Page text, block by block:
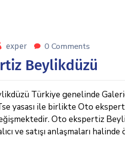
exper 0 Comments
Beylikdüzü
Türkiye genelinde
yasası ile birlikte Oto
Oto ekspertiz
ve satışı anlaşmaları